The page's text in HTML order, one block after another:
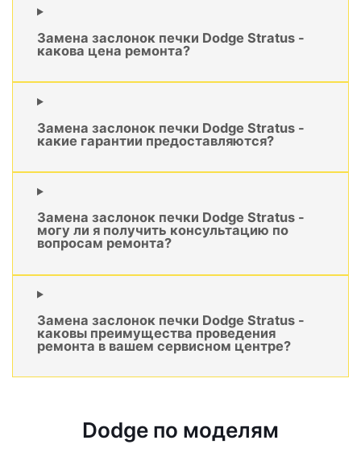
Замена заслонок печки Dodge Stratus -
какова цена ремонта?
Замена заслонок печки Dodge Stratus -
какие гарантии предоставляются?
Замена заслонок печки Dodge Stratus -
могу ли я получить консультацию по
вопросам ремонта?
Замена заслонок печки Dodge Stratus -
каковы преимущества проведения
ремонта в вашем сервисном центре?
Dodge по моделям